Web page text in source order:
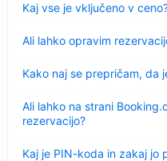
Kaj vse je vključeno v
Ali lahko opravim
Kako naj se prepričam, da
Ali lahko na strani
rezervacijo?
Kaj je PIN-koda in zakaj jo